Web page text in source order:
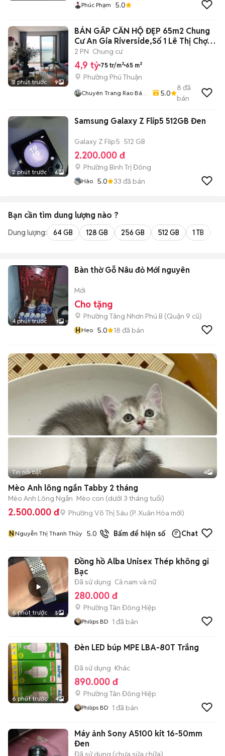
Phúc Phạm 5.0
2 phút trước 9
BÁN GẤP CĂN HỘ ĐẸP 65m2 Chung
Cư An Gia Riverside,Số 1 Lê Thị Chợ,
Q.7
2 PN Chung cư
4,9 tỷ 75 tr/m² 65 m²
Phường Phú Thuận
Chuyên Trang Rao Bán
5.0
8 đã
bán
2 phút trước 6
Samsung Galaxy Z Flip5 512GB Đen
Galaxy Z Flip5 512 GB
2.200.000 đ
Phường Bình Trị Đông
Hào 5.0 33 đã bán
Bạn cần tìm dung lượng nào ?
Dung lượng: 64 GB 128 GB 256 GB 512 GB 1 TB
4 phút trước 1
Bàn thờ Gỗ Nâu đỏ Mới nguyên
Mới
Cho tặng
Phường Tăng Nhơn Phú B (Quận 9 cũ)
HHeo 5.0 18 đã bán
Tin nổi bật 4
Mèo Anh lông ngắn Tabby 2 tháng
Mèo Anh Lông Ngắn Mèo con (dưới 3 tháng tuổi)
2.500.000 đ Phường Võ Thị Sáu (P. Xuân Hòa mới)
NNguyễn Thị Thanh Thủy 5.0 19 đã bán
Bấm để hiện số Chat
6 phút trước 5
Đồng hồ Alba Unisex Thép không gỉ
Bạc
Đã sử dụng Cả nam và nữ
280.000 đ
Phường Tân Đông Hiệp
Philips BD 1 đã bán
6 phút trước 4
Đèn LED búp MPE LBA-80T Trắng
Đã sử dụng Khác
890.000 đ
Phường Tân Đông Hiệp
Philips BD 1 đã bán
Máy ảnh Sony A5100 kit 16-50mm
Đen
Đã sử dụng (chưa sửa chữa)